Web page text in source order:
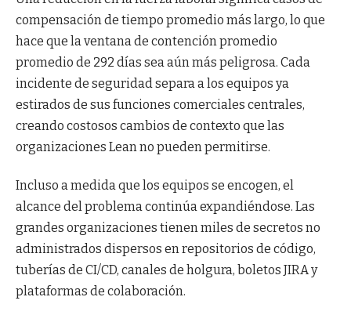
compensación de tiempo promedio más largo, lo que
hace que la ventana de contención promedio
promedio de 292 días sea aún más peligrosa. Cada
incidente de seguridad separa a los equipos ya
estirados de sus funciones comerciales centrales,
creando costosos cambios de contexto que las
organizaciones Lean no pueden permitirse.
Incluso a medida que los equipos se encogen, el
alcance del problema continúa expandiéndose. Las
grandes organizaciones tienen miles de secretos no
administrados dispersos en repositorios de código,
tuberías de CI/CD, canales de holgura, boletos JIRA y
plataformas de colaboración.